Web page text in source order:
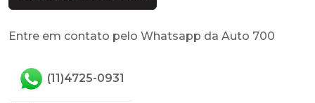
Entre em contato pelo Whatsapp da Auto 700
(11)4725-0931